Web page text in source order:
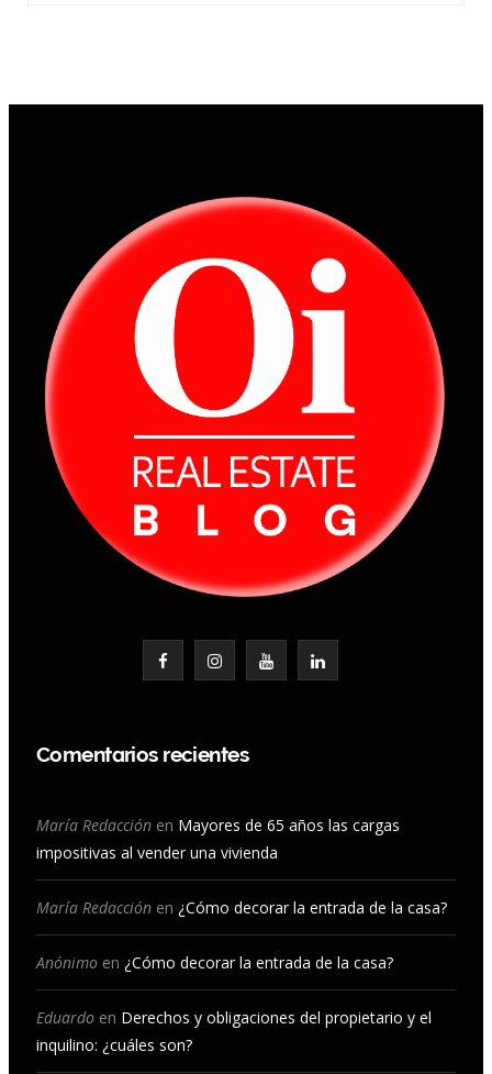
b
o
o
I
a
g
r
m
Y
u
b
e
L
e
I
Comentarios recientes
María Redacción en Mayores de 65 años las cargas
impositivas al vender una vivienda
María Redacción en ¿Cómo decorar la entrada de la casa?
Anónimo en ¿Cómo decorar la entrada de la casa?
Eduardo en Derechos y obligaciones del propietario y el
inquilino: ¿cuáles son?